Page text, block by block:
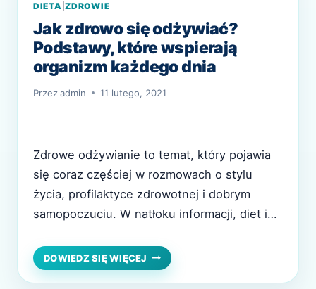
DIETA |ZDROWIE
Jak zdrowo się odżywiać?
Podstawy, które wspierają
organizm każdego dnia
Przezadmin 11 lutego, 2021
Zdrowe odżywianie to temat, który pojawia
się coraz częściej w rozmowach o stylu
życia, profilaktyce zdrowotnej i dobrym
samopoczuciu. W natłoku informacji, diet i
dlatego wiele osób zadaje sobie pytanie, od
czego właściwie zacząć. Czy zdrowe
DOWIEDZ SIĘ WIĘCEJ JAK
ZDROWO
SIĘ